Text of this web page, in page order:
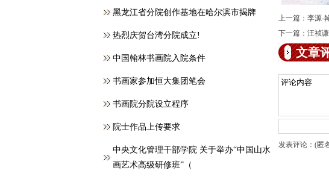
黑龙江省分院创作基地在哈尔滨市揭牌
热烈庆贺台湾分院成立!
中国翰林书画院入院条件
书画家参加恒大集团笔会
书画院分院设立程序
院士作品上传要求
中央文化管理干部学院 关于举办“中国山水
画艺术高级研修班”（
上一篇： 李源-
下一篇： 汪祯
文章
发表评论：(匿